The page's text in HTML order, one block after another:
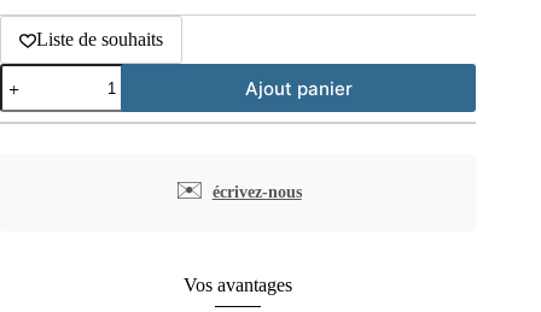
Liste de souhaits
quantité
de
Clous
Ajout panier
✉️ écrivez-nous
Vos avantages